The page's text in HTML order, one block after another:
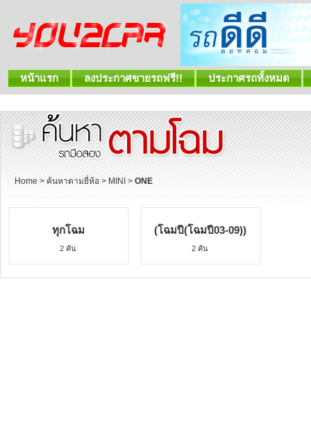
หน้าแรก ลงประกาศขายรถฟรี!! ประกาศรถทั้งหมด
Home > ค้นหาตามยี่ห้อ > MINI > ONE
ทุกโฉม
2 คัน
(โฉมปี(โฉมปี03-09))
2 คัน